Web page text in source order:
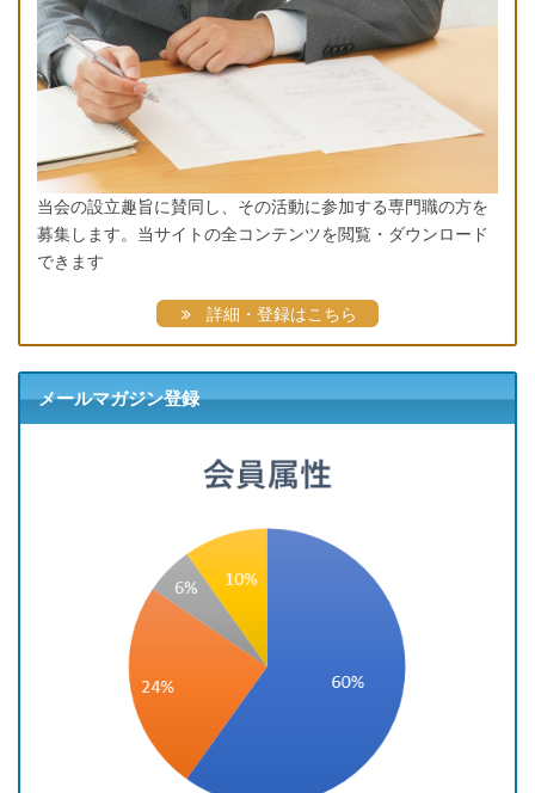
当会の設立趣旨に賛同し、その活動に参加する専門職の方を
募集します。当サイトの全コンテンツを閲覧・ダウンロード
できます
詳細・登録はこちら
メールマガジン登録